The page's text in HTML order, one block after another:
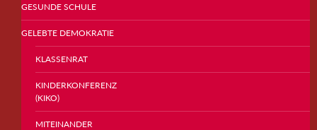
GESUNDE SCHULE
GELEBTE DEMOKRATIE
KLASSENRAT
KINDERKONFERENZ
(KIKO)
MITEINANDER